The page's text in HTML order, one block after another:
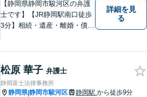
【静岡県静岡市駿河区の弁護
士です】【JR静岡駅南口徒歩
3分】相続・遺産・離婚・債務
整理など企業に関わる問題を
幅広く取り扱っております。
どうぞお気軽にご相談くださ
詳細を見
る
松原 華子 弁護士
静岡富士法律事務所
静岡県|静岡市駿河区 静岡駅 から徒歩9分